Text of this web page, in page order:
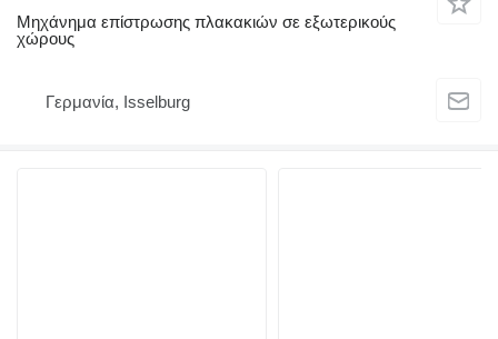
Μηχάνημα επίστρωσης πλακακιών σε εξωτερικούς
χώρους
Γερμανία, Isselburg